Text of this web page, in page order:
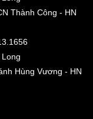
Thành Công - HN
Hùng Vương - HN